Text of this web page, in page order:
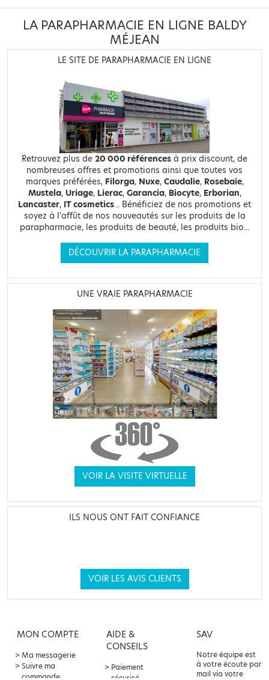
LA PARAPHARMACIE EN LIGNE BALDY
MÉJEAN
LE SITE DE PARAPHARMACIE EN LIGNE
Retrouvez plus de 20 000 références à prix discount, de
nombreuses offres et promotions ainsi que toutes vos
marques préférées, Filorga, Nuxe, Caudalie, Rosebaie,
Mustela, Uriage, Lierac, Garancia, Biocyte, Erborian,
Lancaster, IT cosmetics... Bénéficiez de nos promotions et
soyez à l'affût de nos nouveautés sur les produits de la
parapharmacie, les produits de beauté, les produits bio...
DÉCOUVRIR LA PARAPHARMACIE
UNE VRAIE PARAPHARMACIE
VOIR LA VISITE VIRTUELLE
ILS NOUS ONT FAIT CONFIANCE
VOIR LES AVIS CLIENTS
MON COMPTE
Ma messagerie
Suivre ma
commande
AIDE &
CONSEILS
Paiement
SAV
Notre équipe est
à votre écoute par
mail via votre